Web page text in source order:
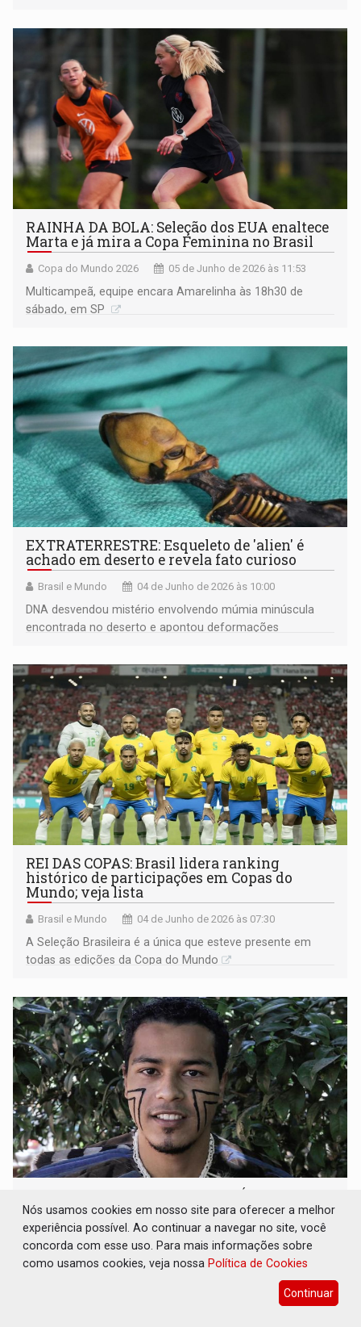
RAINHA DA BOLA: Seleção dos EUA enaltece
Marta e já mira a Copa Feminina no Brasil
Copa do Mundo 2026 05 de Junho de 2026 às 11:53
Multicampeã, equipe encara Amarelinha às 18h30 de
sábado, em SP
EXTRATERRESTRE: Esqueleto de 'alien' é
achado em deserto e revela fato curioso
Brasil e Mundo 04 de Junho de 2026 às 10:00
DNA desvendou mistério envolvendo múmia minúscula
encontrada no deserto e apontou deformações
REI DAS COPAS: Brasil lidera ranking
histórico de participações em Copas do
Mundo; veja lista
Brasil e Mundo 04 de Junho de 2026 às 07:30
A Seleção Brasileira é a única que esteve presente em
todas as edições da Copa do Mundo
DESENVOLVIMENTO SUSTENTÁVEL:
Liderança indígena propõe cooperação para
evitar colapso urbano
Geral 26 de Maio de 2026 às 16:01
reinserção de abelhas em São Paulo como exemplo
prático de convivência sustentável que os legisladores
Nós usamos cookies em nosso site para oferecer a melhor
experiência possível. Ao continuar a navegar no site, você
concorda com esse uso. Para mais informações sobre
como usamos cookies, veja nossa Política de Cookies
Continuar